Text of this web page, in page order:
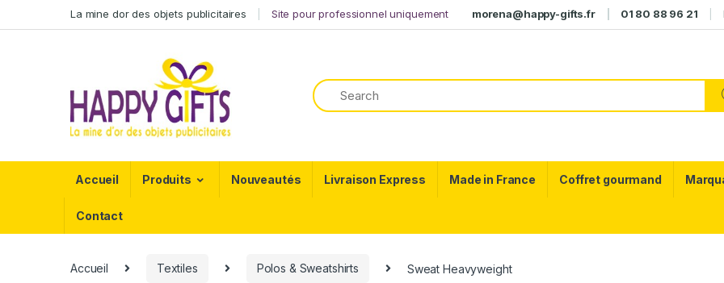
La mine dor des objets publicitaires Site pour professionnel uniquement morena@happy-gifts.fr 01 80 88 96 21
Accueil Produits Nouveautés Livraison Express Made in France Coffret gourmand
Contact
Accueil Textiles Polos & Sweatshirts Sweat Heavyweight